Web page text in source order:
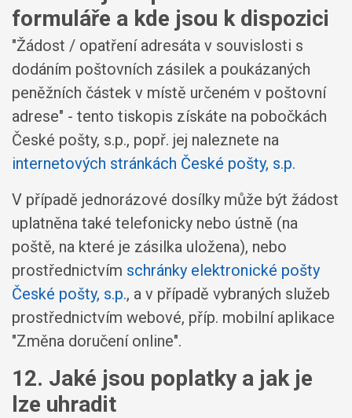
formuláře a kde jsou k dispozici
"Žádost / opatření adresáta v souvislosti s
dodáním poštovních zásilek a poukázaných
peněžních částek v místě určeném v poštovní
adrese" - tento tiskopis získáte na pobočkách
České pošty, s.p., popř. jej naleznete na
internetových stránkách České pošty, s.p.
V případě jednorázové dosílky může být žádost
uplatněna také telefonicky nebo ústně (na
poště, na které je zásilka uložena), nebo
prostřednictvím schránky elektronické pošty
České pošty, s.p., a v případě vybraných služeb
prostřednictvím webové, příp. mobilní aplikace
"Změna doručení online".
12. Jaké jsou poplatky a jak je
lze uhradit